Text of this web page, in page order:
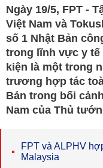
Ngày 19/5, FPT -
Việt Nam và
số 1 Nhật Bản
trong lĩnh vực y tế
kiện là một trong
trương hợp tác
Bản trong bối
Nam của Thủ
FPT và ALPHV
Malaysia